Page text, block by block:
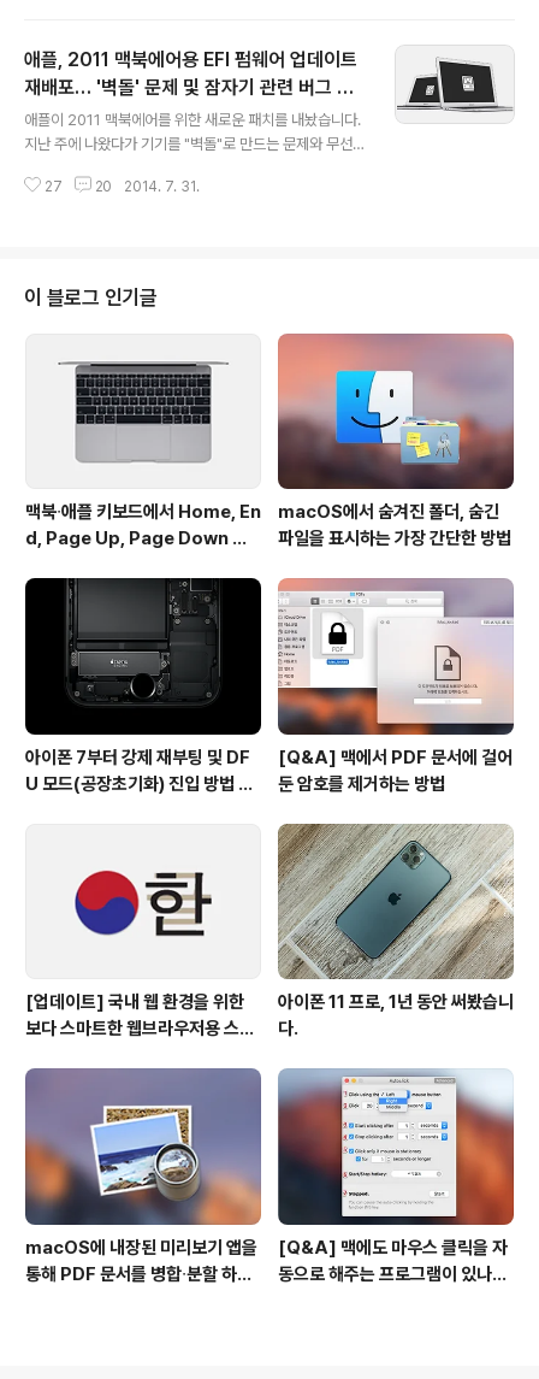
않아 VLC나 MPlayerX를 쓰고 계신 분께는 매우 반가운
업데이트가 될 듯합니다. 다음은 무비스트 공식 홈페이지
에 올라온 1.3.8 버전의 상세 변경사항입니다."…이번 업데
이트는 Yosemite를 위한 임시(?) 버전입니다. 원래 Yos
는 바람에 일단 이렇게 임시로라도 지원하는 것이 나을 것
애플, 2011 맥북에어용 EFI 펌웨어 업데이트
재배포… '벽돌' 문제 및 잠자기 관련 버그 해
결
애플이 2011 맥북에어를 위한 새로운 패치를 내놨습니다.
지난 주에 나왔다가 기기를 "벽돌"로 만드는 문제와 무선
"EFI 펌웨어 업데이트 2.9' 대신 "EFI 펌웨어 업데이트 2.9.
망할 분도 계실 것 같은데, 새 패치 공개 이후 해외/국내 맥
커뮤니티에 별다른 글이 올라오지 않는 것을 보면 대부분
원활하게 설치가 이뤄지나 봅니다. 이런 업데이트는 무소
식이 희소식이죠. 아무튼, 애플로서는 중요한 업데이트임
에도 사전에 충분히 시험하지 않고 섣불리 업데이트를 제
공해 사용자에게 불편을 끼..
27 20 2014. 7. 31.
이 블로그 인기글
맥북∙애플 키보드에서 Home, En
d, Page Up, Page Down 키
macOS에서 숨겨진 폴더, 숨긴
파일을 표시하는 가장 간단한 방법
아이폰 7부터 강제 재부팅 및 DF
U 모드(공장초기화) 진입 방법 변
[Q&A] 맥에서 PDF 문서에 걸어
둔 암호를 제거하는 방법
[업데이트] 국내 웹 환경을 위한
보다 스마트한 웹브라우저용 스타
아이폰 11 프로, 1년 동안 써봤습니
다.
macOS에 내장된 미리보기 앱을
통해 PDF 문서를 병합∙분할 하는
[Q&A] 맥에도 마우스 클릭을 자
동으로 해주는 프로그램이 있나